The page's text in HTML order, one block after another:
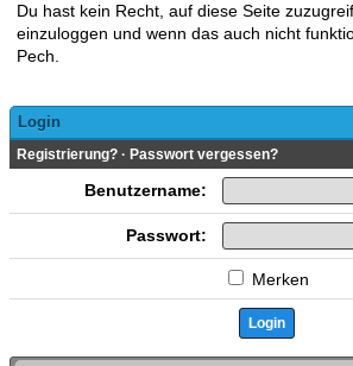
Du hast kein Recht, auf diese Seite
einzuloggen und wenn das auch nicht
Pech.
Login
Registrierung? · Passwort vergessen?
Benutzername:
Passwort:
Merken